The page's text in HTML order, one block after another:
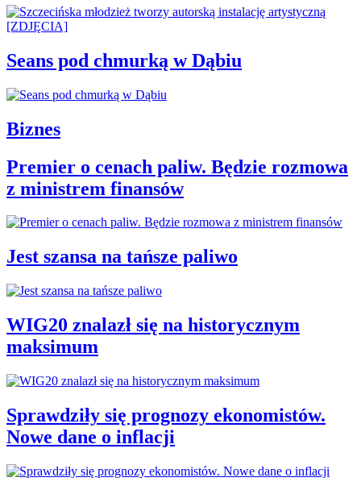
Seans pod chmurką w Dąbiu
Biznes
Premier o cenach paliw. Będzie rozmowa
z ministrem finansów
Jest szansa na tańsze paliwo
WIG20 znalazł się na historycznym
maksimum
Sprawdziły się prognozy ekonomistów.
Nowe dane o inflacji